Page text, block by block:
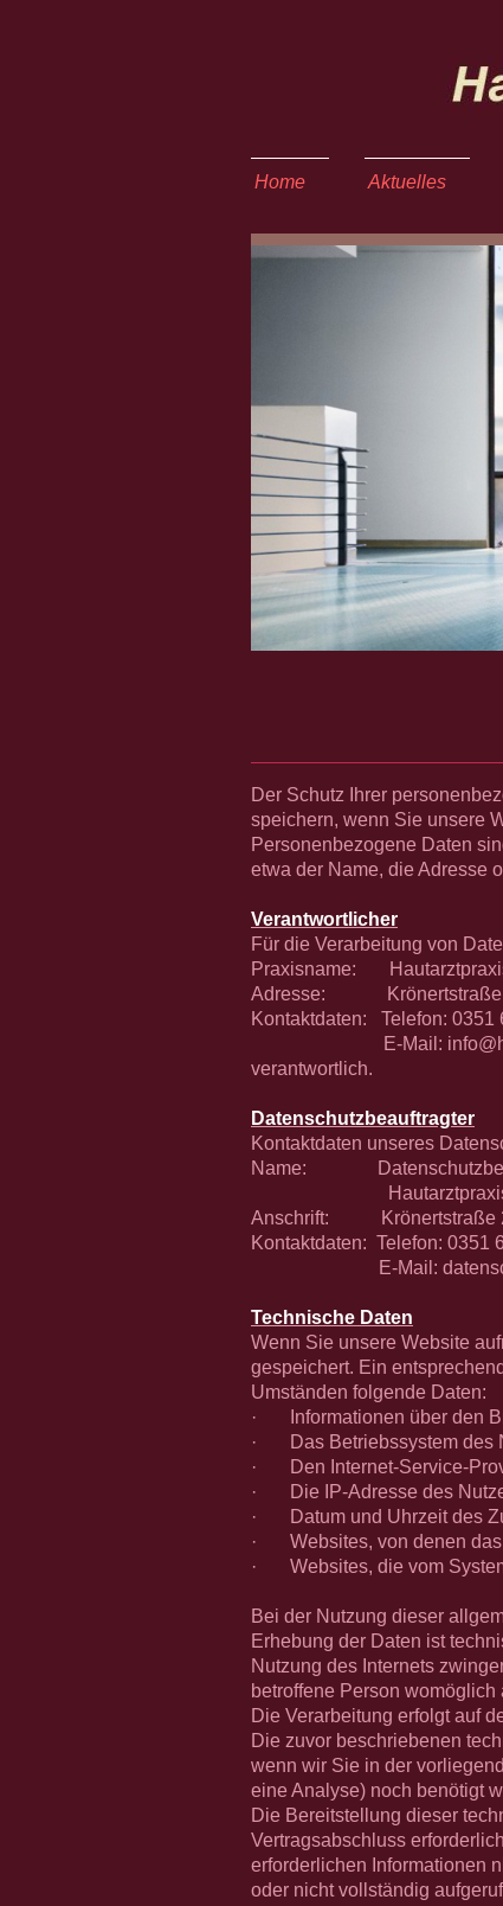
Home Aktuelles
Der Schutz Ihrer
speichern, wenn Sie unsere
Personenbezogene Daten
etwa der Name, die Adresse
Verantwortlicher
Für die Verarbeitung von
Praxisname:
Adresse: Krönertstraße
Kontaktdaten: Telefon: 0351
E-Mail:
verantwortlich.
Datenschutzbeauftragter
Kontaktdaten unseres
Name:
Anschrift: Krönertstraße
Kontaktdaten: Telefon: 0351
E-Mail:
Technische Daten
Wenn Sie unsere Website
gespeichert. Ein
Umständen folgende Daten:
· Informationen über den
· Das Betriebssystem des
· Den Internet-Service-
· Die IP-Adresse des
· Datum und Uhrzeit des
· Websites, von denen das
· Websites, die vom
Bei der Nutzung dieser
Erhebung der Daten ist
Nutzung des Internets
betroffene Person
Die Verarbeitung erfolgt auf
Die zuvor beschriebenen
wenn wir Sie in der
eine Analyse) noch benötigt
Die Bereitstellung dieser
Vertragsabschluss
erforderlichen Informationen
oder nicht vollständig